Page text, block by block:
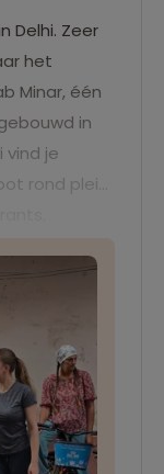
Delhi. Zeer
het
Minar, één
in
vind je
rond plein